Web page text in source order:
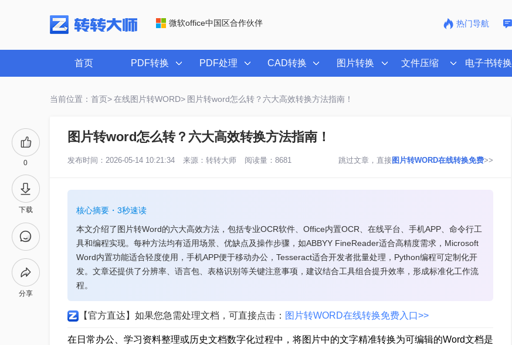
微软office中国区合作伙伴 热门导航
首页 PDF转换 PDF处理 CAD转换 图片转换 文件压缩 电子书转换
当前位置：首页> 在线图片转WORD> 图片转word怎么转？六大高效转换方法指南！
0
下载
分享
图片转word怎么转？六大高效转换方法指南！
发布时间：2026-05-14 10:21:34 来源： 转转大师 阅读量：8681 跳过文章，直接图片转WORD在线转换免费>>
核心摘要・3秒速读
本文介绍了图片转Word的六大高效方法，包括专业OCR软件、Office内置OCR、在线平台、手机APP、命令行工
具和编程实现。每种方法均有适用场景、优缺点及操作步骤，如ABBYY FineReader适合高精度需求，Microsoft
Word内置功能适合轻度使用，手机APP便于移动办公，Tesseract适合开发者批量处理，Python编程可定制化开
发。文章还提供了分辨率、语言包、表格识别等关键注意事项，建议结合工具组合提升效率，形成标准化工作流
程。
【官方直达】如果您急需处理文档，可直接点击： 图片转WORD在线转换免费入口>>
在日常办公、学习资料整理或历史文档数字化过程中，将图片中的文字精准转换为可编辑的Word文档是